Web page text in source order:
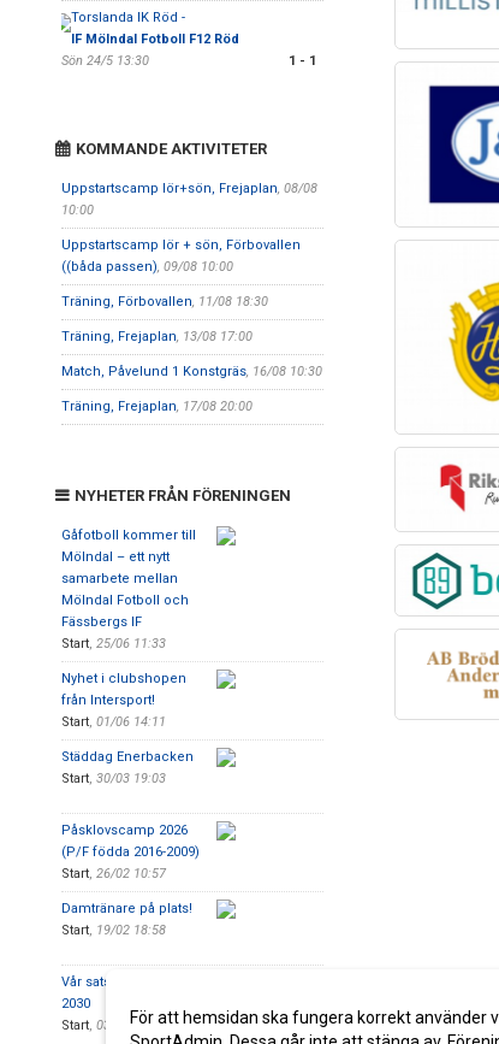
Torslanda IK Röd -
IF Mölndal Fotboll F12 Röd
Sön 24/5 13:30
1 - 1
KOMMANDE AKTIVITETER
Uppstartscamp lör+sön, Frejaplan, 08/08
10:00
Uppstartscamp lör + sön, Förbovallen
((båda passen), 09/08 10:00
Träning, Förbovallen, 11/08 18:30
Träning, Frejaplan, 13/08 17:00
Match, Påvelund 1 Konstgräs, 16/08 10:30
Träning, Frejaplan, 17/08 20:00
NYHETER FRÅN FÖRENINGEN
Gåfotboll kommer till
Mölndal – ett nytt
samarbete mellan
Mölndal Fotboll och
Fässbergs IF
Start, 25/06 11:33
Nyhet i clubshopen
från Intersport!
Start, 01/06 14:11
Städdag Enerbacken
Start, 30/03 19:03
Påsklovscamp 2026
(P/F födda 2016-2009)
Start, 26/02 10:57
Damtränare på plats!
Start, 19/02 18:58
Vår satsning - Vision
2030
Start, 03/02 15:19För att hemsidan ska fungera korrekt använder